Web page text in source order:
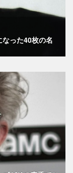
った40枚の名